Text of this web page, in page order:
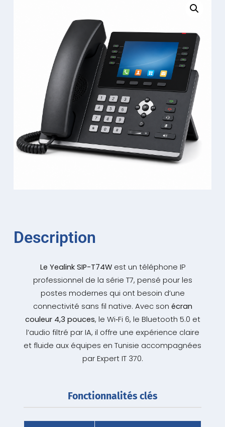
Description
Le Yealink SIP-T74West un téléphone IP
professionnel de la série T7, pensé pour les
postes modernes qui ont besoin d’une
connectivité sans fil native. Avec son écran
couleur 4,3 pouces, le Wi‑Fi 6, le Bluetooth 5.0 et
l’audio filtré par IA, il offre une expérience claire
et fluide aux équipes en Tunisie accompagnées
par Expert IT 370.
Fonctionnalités clés